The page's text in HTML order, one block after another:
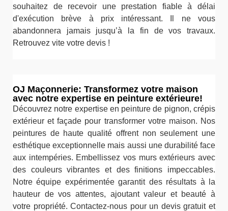
souhaitez de recevoir une prestation fiable à délai
d'exécution brève à prix intéressant. Il ne vous
abandonnera jamais jusqu’à la fin de vos travaux.
Retrouvez vite votre devis !
OJ Maçonnerie: Transformez votre maison
avec notre expertise en peinture extérieure!
Découvrez notre expertise en peinture de pignon, crépis
extérieur et façade pour transformer votre maison. Nos
peintures de haute qualité offrent non seulement une
esthétique exceptionnelle mais aussi une durabilité face
aux intempéries. Embellissez vos murs extérieurs avec
des couleurs vibrantes et des finitions impeccables.
Notre équipe expérimentée garantit des résultats à la
hauteur de vos attentes, ajoutant valeur et beauté à
votre propriété. Contactez-nous pour un devis gratuit et